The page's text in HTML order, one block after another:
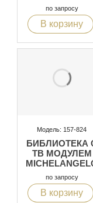
по запросу
В корзину
Модель: 157-824
БИБЛИОТЕКА
ТВ МОДУЛЕМ
по запросу
В корзину